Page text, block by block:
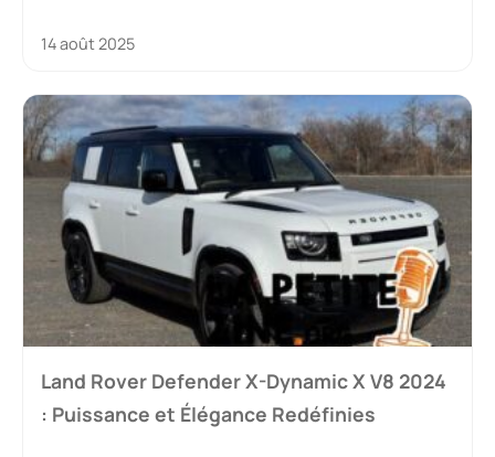
14 août 2025
Land Rover Defender X-Dynamic X V8 2024
: Puissance et Élégance Redéfinies